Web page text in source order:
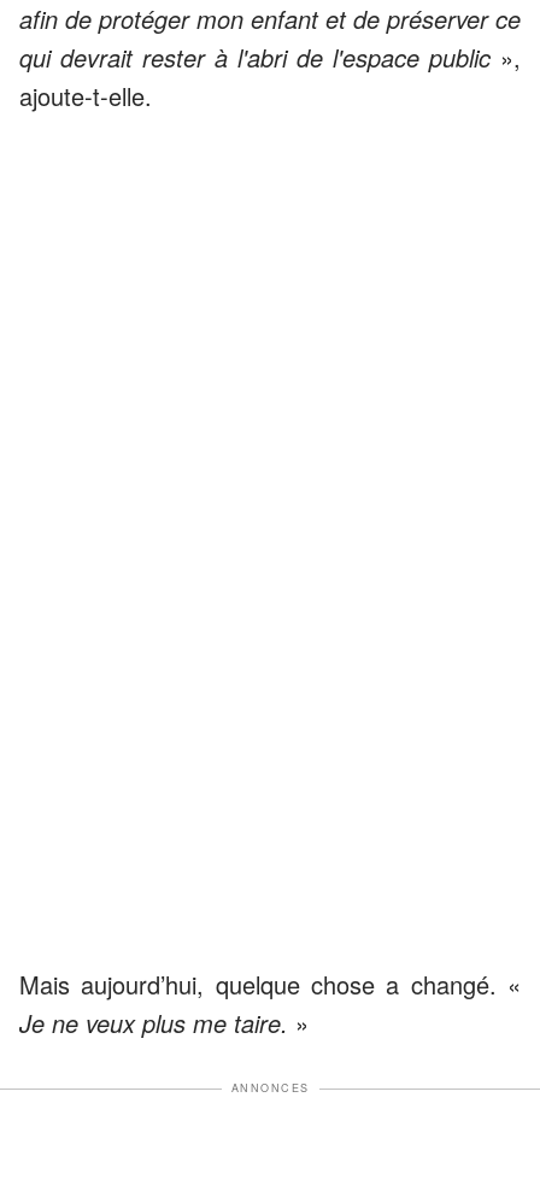
afin de protéger mon enfant et de préserver ce
qui devrait rester à l'abri de l'espace public »,
ajoute-t-elle.
Mais aujourd’hui, quelque chose a changé. «
Je ne veux plus me taire. »
ANNONCES